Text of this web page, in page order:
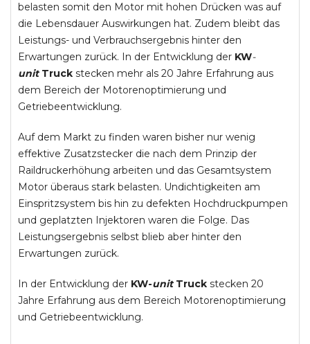
belasten somit den Motor mit hohen Drücken was auf
die Lebensdauer Auswirkungen hat. Zudem bleibt das
Leistungs- und Verbrauchsergebnis hinter den
Erwartungen zurück. In der Entwicklung der KW-
unit Truck stecken mehr als 20 Jahre Erfahrung aus
dem Bereich der Motorenoptimierung und
Getriebeentwicklung.
Auf dem Markt zu finden waren bisher nur wenig
effektive Zusatzstecker die nach dem Prinzip der
Raildruckerhöhung arbeiten und das Gesamtsystem
Motor überaus stark belasten. Undichtigkeiten am
Einspritzsystem bis hin zu defekten Hochdruckpumpen
und geplatzten Injektoren waren die Folge. Das
Leistungsergebnis selbst blieb aber hinter den
Erwartungen zurück.
In der Entwicklung der KW-unitTruck stecken 20
Jahre Erfahrung aus dem Bereich Motorenoptimierung
und Getriebeentwicklung.